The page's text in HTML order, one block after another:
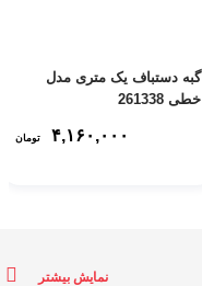
گبه دستباف یک متری مدل
خطی 261338
۴,۱۶۰,۰۰۰ تومان
نمایش بیشتر